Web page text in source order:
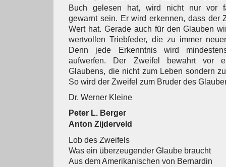
Buch gelesen hat, wird nicht nur vor
gewarnt sein. Er wird erkennen, dass der
Wert hat. Gerade auch für den Glauben
wertvollen Triebfeder, die zu immer
Denn jede Erkenntnis wird
aufwerfen. Der Zweifel bewahrt vor
Glaubens, die nicht zum Leben sondern
So wird der Zweifel zum Bruder des
Dr. Werner Kleine
Peter L. Berger
Anton Zijderveld
Lob des Zweifels
Was ein überzeugender Glaube braucht
Aus dem Amerikanischen von Bernardin